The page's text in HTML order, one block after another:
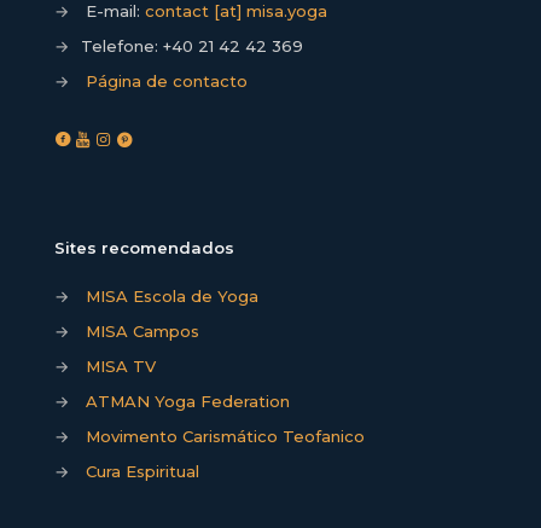
→ E-mail: contact [at] misa.yoga
→
Telefone: +40 21 42 42 369
→
Página de contacto
Sites recomendados
→
MISA Escola de Yoga
→
MISA Campos
→
MISA TV
→
ATMAN Yoga Federation
→
Movimento Carismático Teofanico
→
Cura Espiritual